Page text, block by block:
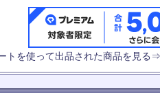
トを使って出品された商品を見る